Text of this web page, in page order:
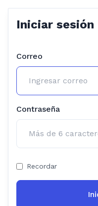
Iniciar sesión
Correo
Contraseña
Recordar